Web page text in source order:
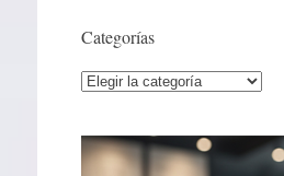
Categorías
Categorías